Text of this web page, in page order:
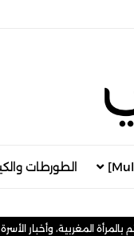
الطورطات
المغربية، وأخبار